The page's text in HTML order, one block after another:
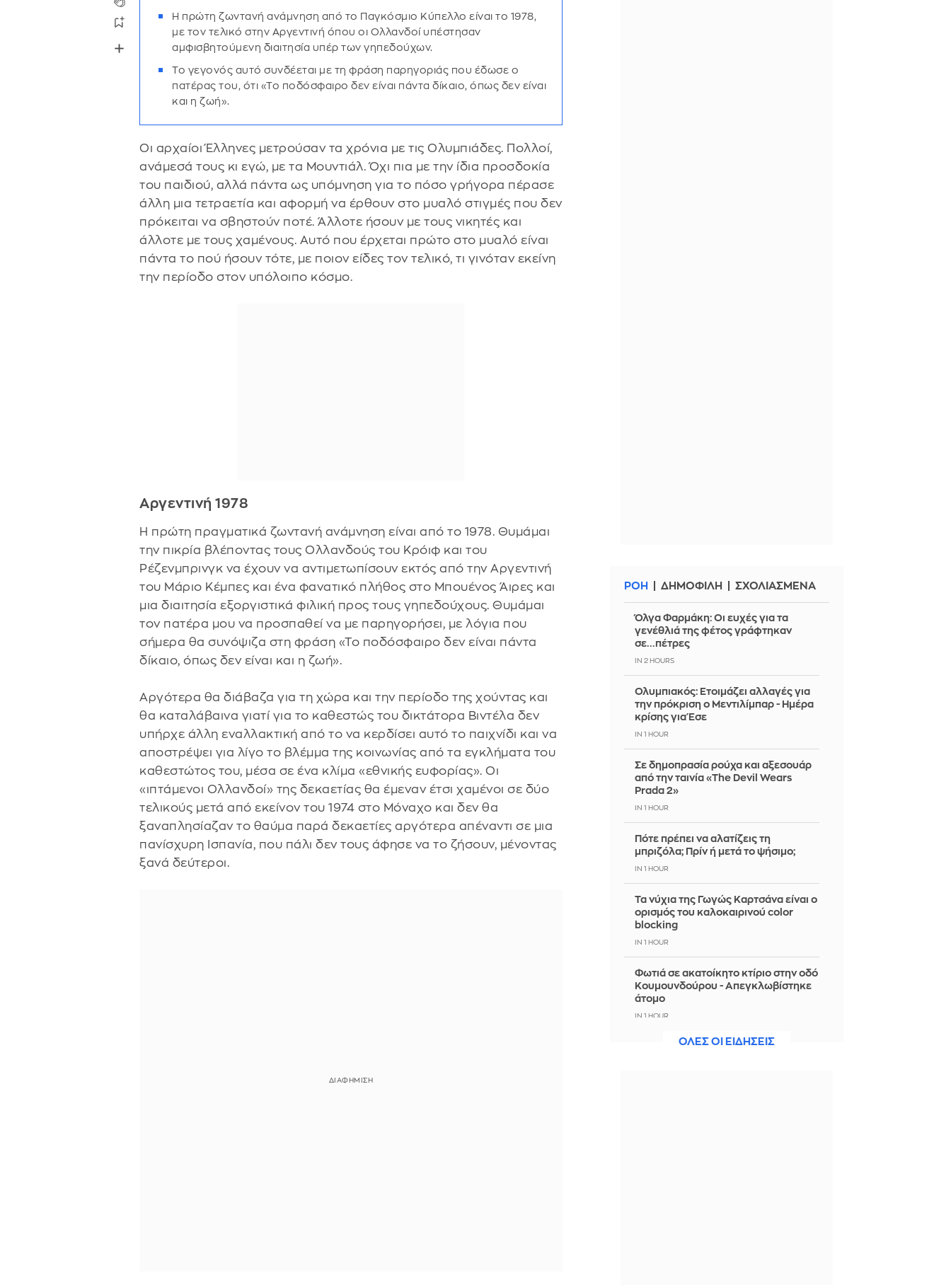
Η πρώτη ζωντανή ανάμνηση από το Παγκόσμιο Κύπελλο είναι το 1978,
με τον τελικό στην Αργεντινή όπου οι Ολλανδοί υπέστησαν
αμφισβητούμενη διαιτησία υπέρ των γηπεδούχων.
Το γεγονός αυτό συνδέεται με τη φράση παρηγοριάς που έδωσε ο
πατέρας του, ότι «Το ποδόσφαιρο δεν είναι πάντα δίκαιο, όπως δεν είναι
και η ζωή».
Οι αρχαίοι Έλληνες μετρούσαν τα χρόνια με τις Ολυμπιάδες. Πολλοί,
ανάμεσά τους κι εγώ, με τα Μουντιάλ. Όχι πια με την ίδια προσδοκία
του παιδιού, αλλά πάντα ως υπόμνηση για το πόσο γρήγορα πέρασε
άλλη μια τετραετία και αφορμή να έρθουν στο μυαλό στιγμές που δεν
πρόκειται να σβηστούν ποτέ. Άλλοτε ήσουν με τους νικητές και
άλλοτε με τους χαμένους. Αυτό που έρχεται πρώτο στο μυαλό είναι
πάντα το πού ήσουν τότε, με ποιον είδες τον τελικό, τι γινόταν εκείνη
την περίοδο στον υπόλοιπο κόσμο.
Αργεντινή 1978
Η πρώτη πραγματικά ζωντανή ανάμνηση είναι από το 1978. Θυμάμαι
την πικρία βλέποντας τους Ολλανδούς του Κρόιφ και του
Ρέζενμπρινγκ να έχουν να αντιμετωπίσουν εκτός από την Αργεντινή
του Μάριο Κέμπες και ένα φανατικό πλήθος στο Μπουένος Άιρες και
μια διαιτησία εξοργιστικά φιλική προς τους γηπεδούχους. Θυμάμαι
τον πατέρα μου να προσπαθεί να με παρηγορήσει, με λόγια που
σήμερα θα συνόψιζα στη φράση «Το ποδόσφαιρο δεν είναι πάντα
δίκαιο, όπως δεν είναι και η ζωή».
Αργότερα θα διάβαζα για τη χώρα και την περίοδο της χούντας και
θα καταλάβαινα γιατί για το καθεστώς του δικτάτορα Βιντέλα δεν
υπήρχε άλλη εναλλακτική από το να κερδίσει αυτό το παιχνίδι και να
αποστρέψει για λίγο το βλέμμα της κοινωνίας από τα εγκλήματα του
καθεστώτος του, μέσα σε ένα κλίμα «εθνικής ευφορίας». Οι
«ιπτάμενοι Ολλανδοί» της δεκαετίας θα έμεναν έτσι χαμένοι σε δύο
τελικούς μετά από εκείνον του 1974 στο Μόναχο και δεν θα
ξαναπλησίαζαν το θαύμα παρά δεκαετίες αργότερα απέναντι σε μια
πανίσχυρη Ισπανία, που πάλι δεν τους άφησε να το ζήσουν, μένοντας
ξανά δεύτεροι.
ΡΟΗ ΔΗΜΟΦΙΛΗ ΣΧΟΛΙΑΣΜΕΝΑ
Όλγα Φαρμάκη: Οι ευχές για τα
γενέθλιά της φέτος γράφτηκαν
σε...πέτρες
IN 2 HOURS
Ολυμπιακός: Ετοιμάζει αλλαγές για
την πρόκριση ο Μεντιλίμπαρ - Ημέρα
κρίσης για Έσε
IN 1 HOUR
Σε δημοπρασία ρούχα και αξεσουάρ
από την ταινία «The Devil Wears
Prada 2»
IN 1 HOUR
Πότε πρέπει να αλατίζεις τη
μπριζόλα; Πρίν ή μετά το ψήσιμο;
IN 1 HOUR
Τα νύχια της Γωγώς Καρτσάνα είναι ο
ορισμός του καλοκαιρινού color
blocking
IN 1 HOUR
Φωτιά σε ακατοίκητο κτίριο στην οδό
Κουμουνδούρου - Απεγκλωβίστηκε
άτομο
IN 1 HOUR
Ο «χάρτης» των πληρωμών από e-
ΟΛΕΣ ΟΙ ΕΙΔΗΣΕΙΣ